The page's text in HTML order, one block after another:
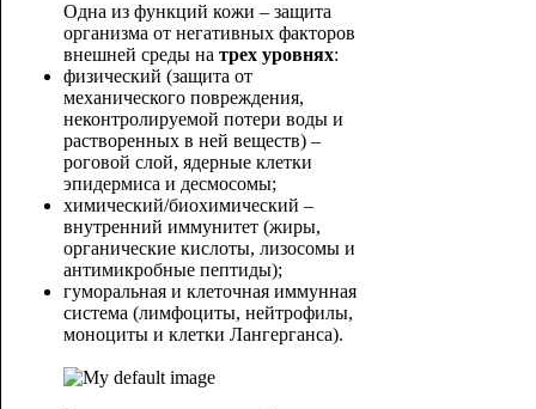
Одна из функций кожи – защита
организма от негативных факторов
внешней среды на трех уровнях:
физический (защита от
механического повреждения,
неконтролируемой потери воды и
растворенных в ней веществ) –
роговой слой, ядерные клетки
эпидермиса и десмосомы;
химический/биохимический –
внутренний иммунитет (жиры,
органические кислоты, лизосомы и
антимикробные пептиды);
гуморальная и клеточная иммунная
система (лимфоциты, нейтрофилы,
моноциты и клетки Лангерганса).